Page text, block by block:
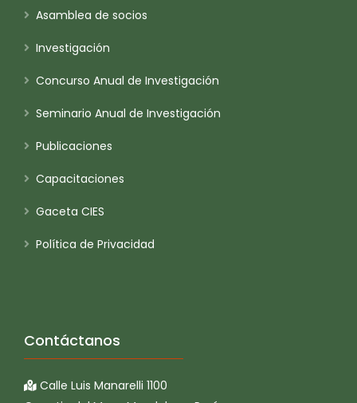
Asamblea de socios
Investigación
Concurso Anual de Investigación
Seminario Anual de Investigación
Publicaciones
Capacitaciones
Gaceta CIES
Política de Privacidad
Contáctanos
Calle Luis Manarelli 1100